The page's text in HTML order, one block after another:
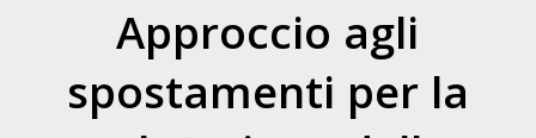
Approccio agli
spostamenti per la